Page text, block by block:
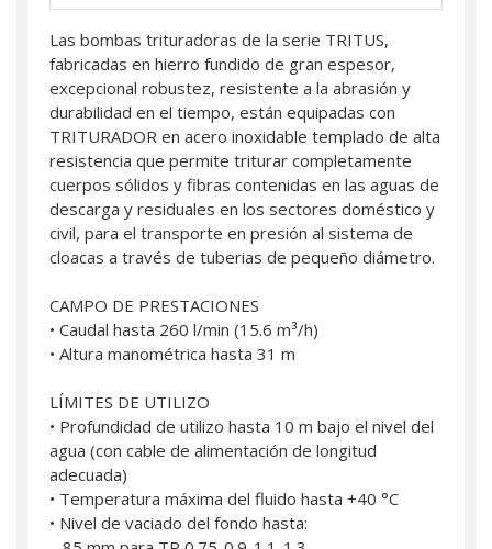
Las bombas trituradoras de la serie TRITUS,
fabricadas en hierro fundido de gran espesor,
excepcional robustez, resistente a la abrasión y
durabilidad en el tiempo, están equipadas con
TRITURADOR en acero inoxidable templado de alta
resistencia que permite triturar completamente
cuerpos sólidos y fibras contenidas en las aguas de
descarga y residuales en los sectores doméstico y
civil, para el transporte en presión al sistema de
cloacas a través de tuberias de pequeño diámetro.
CAMPO DE PRESTACIONES
• Caudal hasta 260 l/min (15.6 m³/h)
• Altura manométrica hasta 31 m
LÍMITES DE UTILIZO
• Profundidad de utilizo hasta 10 m bajo el nivel del
agua (con cable de alimentación de longitud
adecuada)
• Temperatura máxima del fluido hasta +40 °C
• Nivel de vaciado del fondo hasta: